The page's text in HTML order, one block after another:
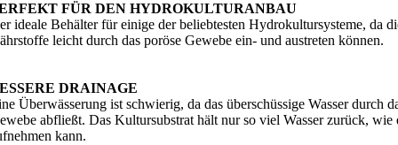
FÜR DEN HYDROKULTURANBAU
ideale Behälter für einige der beliebtesten Hydrokultursysteme, da
leicht durch das poröse Gewebe ein- und austreten können.
DRAINAGE
Überwässerung ist schwierig, da das überschüssige Wasser durch
abfließt. Das Kultursubstrat hält nur so viel Wasser zurück, wie
kann.